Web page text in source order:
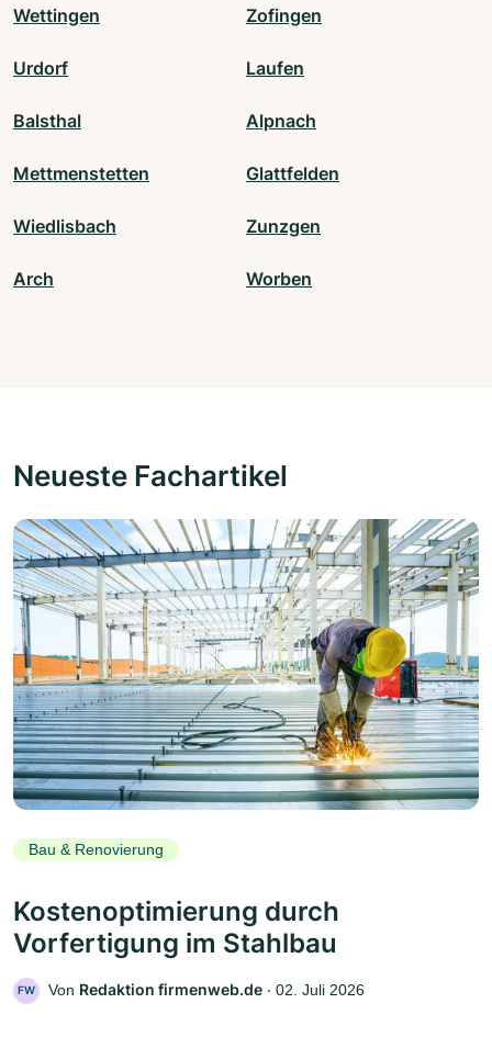
Wettingen Zofingen
Urdorf Laufen
Balsthal Alpnach
Mettmenstetten Glattfelden
Wiedlisbach Zunzgen
Arch Worben
Neueste Fachartikel
Bau & Renovierung
Kostenoptimierung durch
Vorfertigung im Stahlbau
FW Von Redaktion firmenweb.de ‧ 02. Juli 2026